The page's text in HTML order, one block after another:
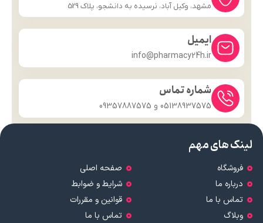
مشهد، وکیل آباد، نرسیده به دانشجو، پلاک 529
ایمیل
info@pharmacy24h.ir
شماره تماس
05138937575 و 09357887575
لینک های مهم
فروشگاه
درباره ما
تماس با ما
وبلاگ
صفحه اصلی
شرایط و ضوابط
قوانین و مقررات
تماس با ما